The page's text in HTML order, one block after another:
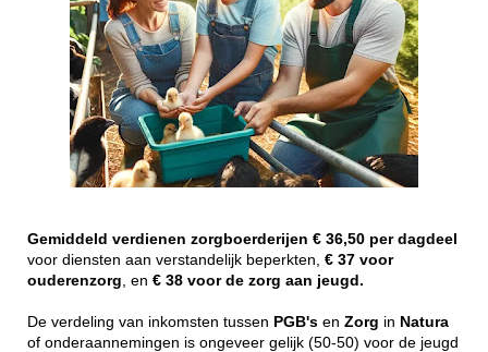
Gemiddeld verdienen zorgboerderijen € 36,50 per dagdeel
voor diensten aan verstandelijk beperkten, € 37 voor
ouderenzorg , en € 38 voor de zorg aan jeugd.
De verdeling van inkomsten tussen PGB's en Zorg in Natura
of onderaannemingen is ongeveer gelijk (50-50) voor de jeugd